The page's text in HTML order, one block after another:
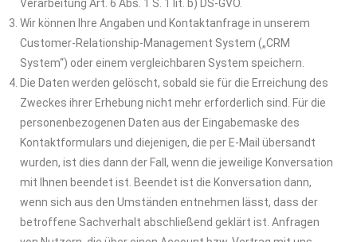
Verarbeitung Art. 6 Abs. 1 S. 1 lit. b) DS-GVO.
Wir können Ihre Angaben und Kontaktanfrage in unserem
Customer-Relationship-Management System („CRM
System“) oder einem vergleichbaren System speichern.
Die Daten werden gelöscht, sobald sie für die Erreichung des
Zweckes ihrer Erhebung nicht mehr erforderlich sind. Für die
personenbezogenen Daten aus der Eingabemaske des
Kontaktformulars und diejenigen, die per E-Mail übersandt
wurden, ist dies dann der Fall, wenn die jeweilige Konversation
mit Ihnen beendet ist. Beendet ist die Konversation dann,
wenn sich aus den Umständen entnehmen lässt, dass der
betroffene Sachverhalt abschließend geklärt ist. Anfragen